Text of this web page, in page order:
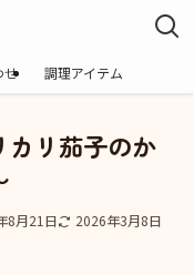
せ 調理アイテム
カリ茄子のか
8月21日 2026年3月8日